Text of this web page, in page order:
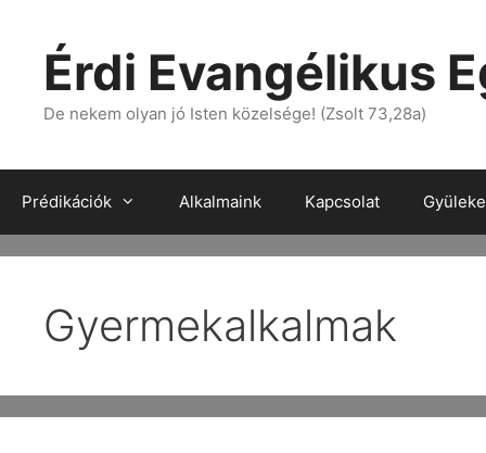
Érdi Evangélikus
De nekem olyan jó Isten közelsége! (Zsolt 73,28a)
Prédikációk Alkalmaink Kapcsolat
Gyermekalkalmak